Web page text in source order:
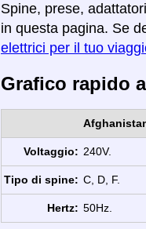
Spine, prese,
in questa pagina. Se
elettrici per il tuo
Grafico rapido
Voltaggio: 240V.
Tipo di spine: C, D, F.
Hertz: 50Hz.